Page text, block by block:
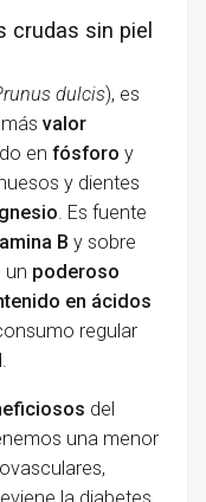
crudas sin piel
dulcis), es
valor
en fósforo y
y dientes
. Es fuente
B y sobre
un poderoso
en ácidos
regular
del
una menor